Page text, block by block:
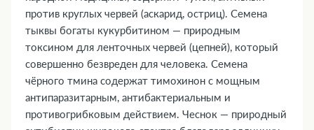
против круглых червей (аскарид, остриц). Семена
тыквы богаты кукурбитином — природным
токсином для ленточных червей (цепней), который
совершенно безвреден для человека. Семена
чёрного тмина содержат тимохинон с мощным
антипаразитарным, антибактериальным и
противогрибковым действием. Чеснок — природный